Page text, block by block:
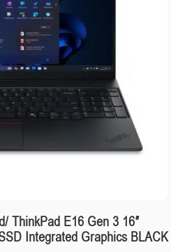
ThinkPad E16 Gen 3 16″
Integrated Graphics BLACK